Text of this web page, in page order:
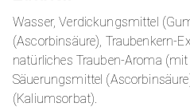
Wasser, Verdickungsmittel
(Ascorbinsäure), Traubenkern-
natürliches Trauben-Aroma (mit
Säuerungsmittel
(Kaliumsorbat).